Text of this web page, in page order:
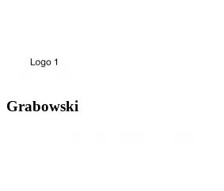
Grabowski